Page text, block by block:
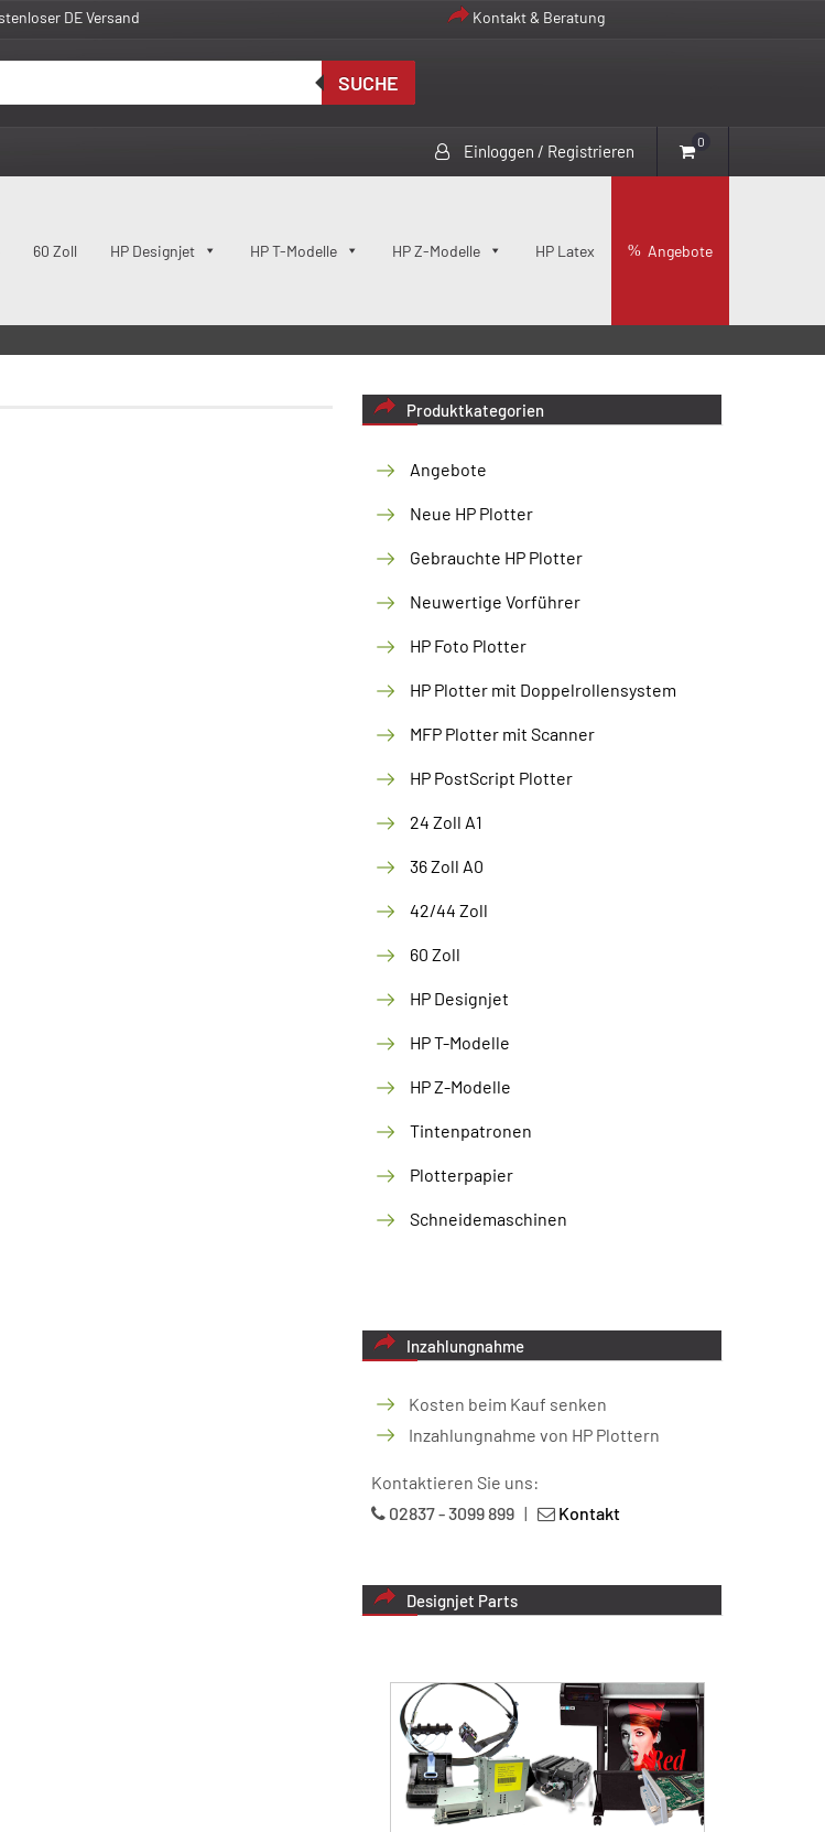
DE Versand Kontakt & Beratung
SUCHE
Einloggen / Registrieren 0
60 Zoll HP Designjet HP T-Modelle HP Z-Modelle HP Latex Angebote
Produktkategorien
Angebote
Neue HP Plotter
Gebrauchte HP Plotter
Neuwertige Vorführer
HP Foto Plotter
HP Plotter mit Doppelrollensystem
MFP Plotter mit Scanner
HP PostScript Plotter
24 Zoll A1
36 Zoll A0
42/44 Zoll
60 Zoll
HP Designjet
HP T-Modelle
HP Z-Modelle
Tintenpatronen
Plotterpapier
Schneidemaschinen
Inzahlungnahme
Kosten beim Kauf senken
Inzahlungnahme von HP Plottern
Kontaktieren Sie uns:
02837 - 3099 899 | Kontakt
Designjet Parts